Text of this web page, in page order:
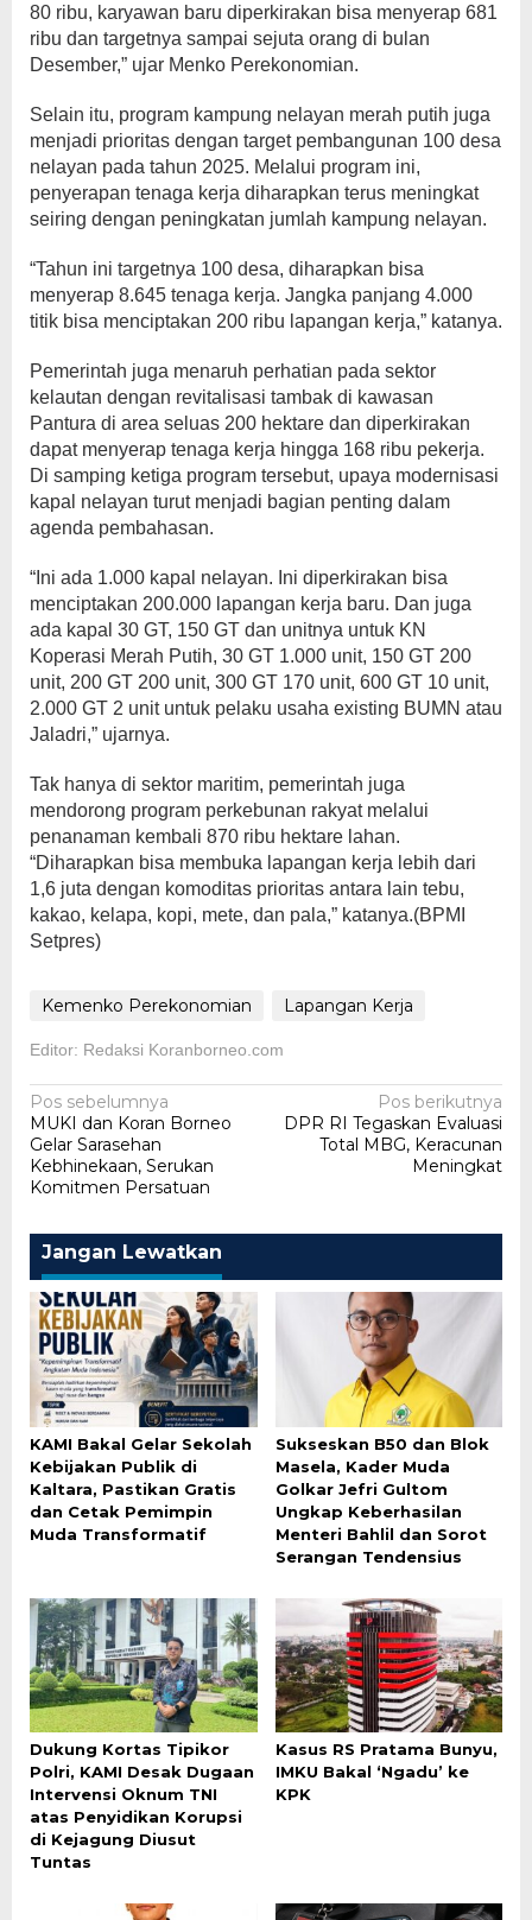
80 ribu, karyawan baru diperkirakan bisa menyerap 681
ribu dan targetnya sampai sejuta orang di bulan
Desember,” ujar Menko Perekonomian.
Selain itu, program kampung nelayan merah putih juga
menjadi prioritas dengan target pembangunan 100 desa
nelayan pada tahun 2025. Melalui program ini,
penyerapan tenaga kerja diharapkan terus meningkat
seiring dengan peningkatan jumlah kampung nelayan.
“Tahun ini targetnya 100 desa, diharapkan bisa
menyerap 8.645 tenaga kerja. Jangka panjang 4.000
titik bisa menciptakan 200 ribu lapangan kerja,” katanya.
Pemerintah juga menaruh perhatian pada sektor
kelautan dengan revitalisasi tambak di kawasan
Pantura di area seluas 200 hektare dan diperkirakan
dapat menyerap tenaga kerja hingga 168 ribu pekerja.
Di samping ketiga program tersebut, upaya modernisasi
kapal nelayan turut menjadi bagian penting dalam
agenda pembahasan.
“Ini ada 1.000 kapal nelayan. Ini diperkirakan bisa
menciptakan 200.000 lapangan kerja baru. Dan juga
ada kapal 30 GT, 150 GT dan unitnya untuk KN
Koperasi Merah Putih, 30 GT 1.000 unit, 150 GT 200
unit, 200 GT 200 unit, 300 GT 170 unit, 600 GT 10 unit,
2.000 GT 2 unit untuk pelaku usaha existing BUMN atau
Jaladri,” ujarnya.
Tak hanya di sektor maritim, pemerintah juga
mendorong program perkebunan rakyat melalui
penanaman kembali 870 ribu hektare lahan.
“Diharapkan bisa membuka lapangan kerja lebih dari
1,6 juta dengan komoditas prioritas antara lain tebu,
kakao, kelapa, kopi, mete, dan pala,” katanya.(BPMI
Setpres)
Kemenko Perekonomian Lapangan Kerja
Editor: Redaksi Koranborneo.com
Navigasi
pos
Pos sebelumnya
MUKI dan Koran Borneo
Gelar Sarasehan
Kebhinekaan, Serukan
Komitmen Persatuan
Pos berikutnya
DPR RI Tegaskan Evaluasi
Total MBG, Keracunan
Meningkat
Jangan Lewatkan
KAMI Bakal Gelar Sekolah
Kebijakan Publik di
Kaltara, Pastikan Gratis
dan Cetak Pemimpin
Muda Transformatif
Sukseskan B50 dan Blok
Masela, Kader Muda
Golkar Jefri Gultom
Ungkap Keberhasilan
Menteri Bahlil dan Sorot
Serangan Tendensius
Dukung Kortas Tipikor
Polri, KAMI Desak Dugaan
Intervensi Oknum TNI
atas Penyidikan Korupsi
di Kejagung Diusut
Tuntas
Kasus RS Pratama Bunyu,
IMKU Bakal ‘Ngadu’ ke
KPK